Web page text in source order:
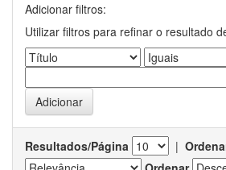
Adicionar filtros:
Utilizar filtros para refinar o resultado
Resultados/Página |